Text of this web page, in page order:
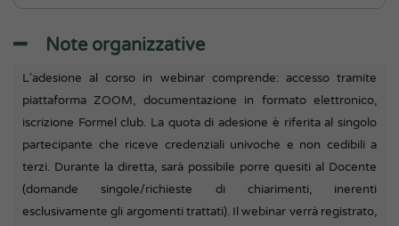
Note organizzative
L'adesione al corso in webinar comprende: accesso tramite
piattaforma ZOOM, documentazione in formato elettronico,
iscrizione Formel club. La quota di adesione è riferita al singolo
partecipante che riceve credenziali univoche e non cedibili a
terzi. Durante la diretta, sarà possibile porre quesiti al Docente
(domande singole/richieste di chiarimenti, inerenti
esclusivamente gli argomenti trattati). Il webinar verrà registrato,